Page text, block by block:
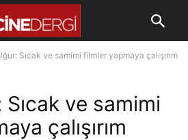
Sıcak ve samimi filmler yapmaya çalışırım
ve samimi
çalışırım